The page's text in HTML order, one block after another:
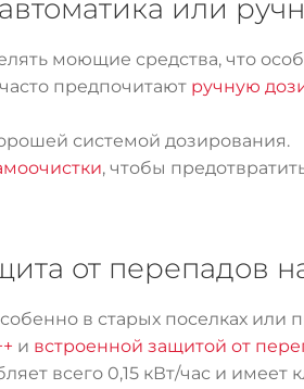
или
моющие средства, что
предпочитают ручную
системой дозирования.
, чтобы
от перепадов
в старых поселках
и встроенной защитой от
всего 0,15 кВт/час и имеет